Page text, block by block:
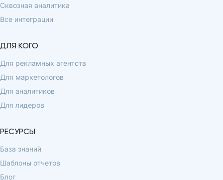
Сквозная аналитика
Все интеграции
ДЛЯ КОГО
Для рекламных агентств
Для маркетологов
Для аналитиков
Для лидеров
РЕСУРСЫ
База знаний
Шаблоны отчетов
Блог